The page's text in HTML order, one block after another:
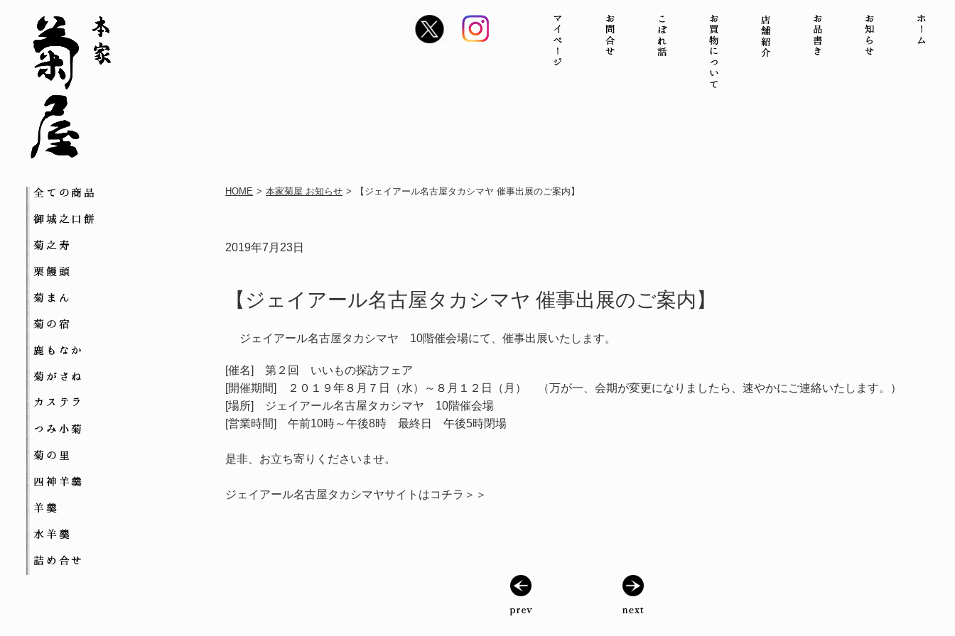
HOME > 本家菊屋 お知らせ > 【ジェイアール名古屋タカシマヤ 催事出展のご案内】
2019年7月23日
【ジェイアール名古屋タカシマヤ 催事出展のご案内】
ジェイアール名古屋タカシマヤ 10階催会場にて、催事出展いたします。
[催名] 第２回 いいもの探訪フェア
[開催期間] ２０１９年８月７日（水）～８月１２日（月） （万が一、会期が変更になりましたら、速やかにご連絡いたします。）
[場所] ジェイアール名古屋タカシマヤ 10階催会場
[営業時間] 午前10時～午後8時 最終日 午後5時閉場
是非、お立ち寄りくださいませ。
ジェイアール名古屋タカシマヤサイトはコチラ＞＞
全ての商品
菊之寿
菊まん
菊がさね
カステラ
つみ小菊
菊の里